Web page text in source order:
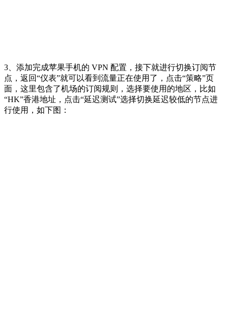
3、添加完成苹果手机的 VPN 配置，接下就进行切换订阅节
点，返回“仪表”就可以看到流量正在使用了，点击“策略”页
面，这里包含了机场的订阅规则，选择要使用的地区，比如
“HK”香港地址，点击“延迟测试”选择切换延迟较低的节点进
行使用，如下图：